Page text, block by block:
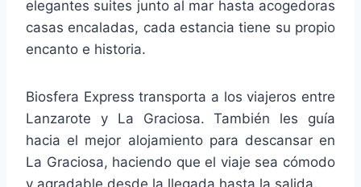
elegantes suites junto al mar hasta acogedoras
casas encaladas, cada estancia tiene su propio
encanto e historia.
Biosfera Express transporta a los viajeros entre
Lanzarote y La Graciosa. También les guía
hacia el mejor alojamiento para descansar en
La Graciosa, haciendo que el viaje sea cómodo
y agradable desde la llegada hasta la salida.